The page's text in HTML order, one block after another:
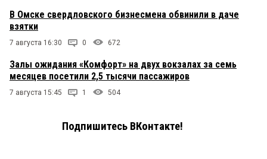
В Омске свердловского бизнесмена обвинили в даче
взятки
7 августа 16:30 0 672
Залы ожидания «Комфорт» на двух вокзалах за семь
месяцев посетили 2,5 тысячи пассажиров
7 августа 15:45 1 504
Подпишитесь ВКонтакте!